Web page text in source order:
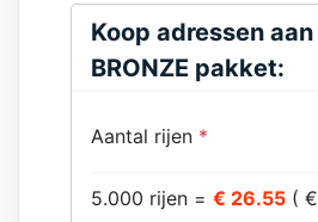
Koop adressen
BRONZE pakket:
Aantal rijen *
5.000 rijen = € 26.55 (